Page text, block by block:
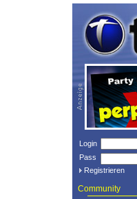
Login
Pass
Registrieren
Community